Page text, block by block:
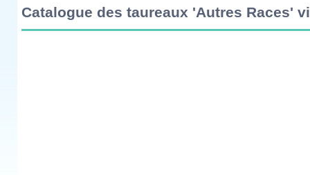
Catalogue des taureaux 'Autres Races'